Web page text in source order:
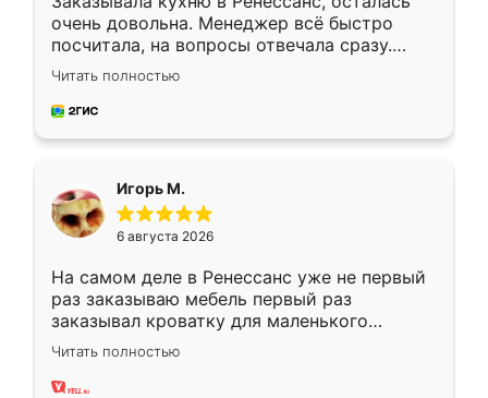
очень довольна. Менеджер всё быстро
посчитала, на вопросы отвечала сразу.
Замерщик приехал в субботу, подошёл к
делу со всей ответственностью. Собрали
за день, ребята работали аккуратно, даже
Читать полностью
Игорь М.
6 августа 2026
На самом деле в Ренессанс уже не первый
раз заказываю мебель первый раз
заказывал кроватку для маленького
ребёнка при его рождении ,во второй раз
заказал шкаф-купе. По качеству очень
хорошее сборка достаточно быстрая,
Читать полностью